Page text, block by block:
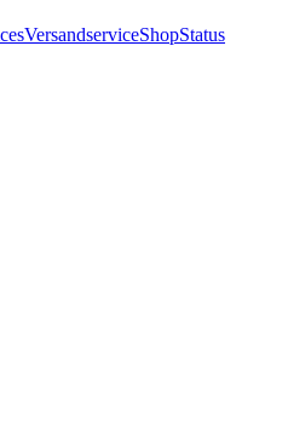
VersandserviceShopStatus